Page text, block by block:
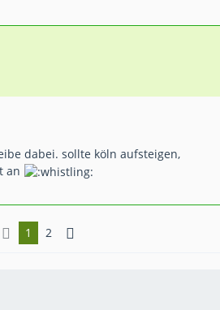
dabei. sollte köln aufsteigen,
an
1 2